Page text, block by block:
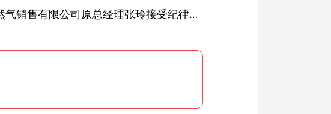
安徽省天然气销售有限公司原总经理张玲接受纪律审查和监察调查